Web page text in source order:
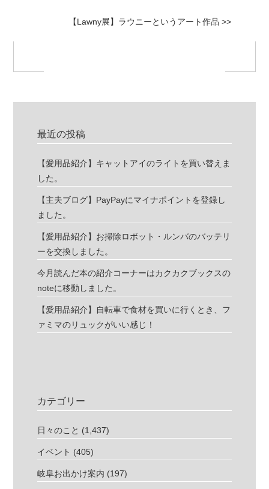
【Lawny展】ラウニーというアート作品 >>
最近の投稿
【愛用品紹介】キャットアイのライトを買い替えま
した。
【主夫ブログ】PayPayにマイナポイントを登録し
ました。
【愛用品紹介】お掃除ロボット・ルンバのバッテリ
ーを交換しました。
今月読んだ本の紹介コーナーはカクカクブックスの
noteに移動しました。
【愛用品紹介】自転車で食材を買いに行くとき、フ
ァミマのリュックがいい感じ！
カテゴリー
日々のこと (1,437)
イベント (405)
岐阜お出かけ案内 (197)